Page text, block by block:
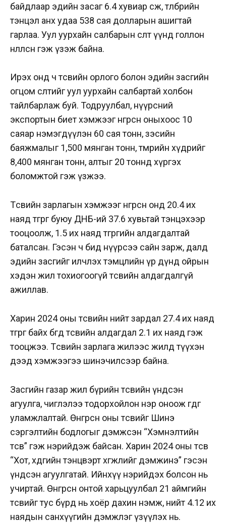
байдлаар эдийн засаг 6.4 хувиар өсөж, төлбөрийн
тэнцэл анх удаа 538 сая долларын ашигтай
гарлаа. Уул уурхайн салбарын өсөлт үүнд голлон
нөлөөлсөн гэж үзэж байна.
Ирэх онд ч төсвийн орлого болон эдийн засгийн
огцом өсөлтийг уул уурхайн салбартай холбон
тайлбарлаж буй. Тодруулбал, нүүрсний
экспортын биет хэмжээг өнгөрсөн оныхоос 10
саяар нэмэгдүүлэн 60 сая тонн, зэсийн
баяжмалыг 1,500 мянган тонн, төмрийн хүдрийг
8,400 мянган тонн, алтыг 20 тоннд хүргэх
боломжтой гэж үзжээ.
Төсвийн зарлагын хэмжээг өнгөрсөн онд 20.4 их
наяд төгрөг буюу ДНБ-ий 37.6 хувьтай тэнцэхээр
тооцоолж, 1.5 их наяд төгрөгийн алдагдалтай
баталсан. Гэсэн ч бид нүүрсээ сайн зарж, далд
эдийн засгийг илчлэх тэмцлийн үр дүнд ойрын
хэдэн жил тохиогоогүй төсвийн алдагдалгүй
ажиллав.
Харин 2024 оны төсвийн нийт зардал 27.4 их наяд
төгрөг байх бөгөөд төсвийн алдагдал 2.1 их наяд гэж
тооцжээ. Төсвийн зарлага жилээс жилд түүхэн
дээд хэмжээгээ шинэчилсээр байна.
Засгийн газар жил бүрийн төсвийн үндсэн
агуулга, чиглэлээ тодорхойлон нэр оноож өгдөг
уламжлалтай. Өнгөрсөн оны төсвийг Шинэ
сэргэлтийн бодлогыг дэмжсэн “Хэмнэлтийн
төсөв” гэж нэрийдэж байсан. Харин 2024 оны төсөв
“Хот, хөдөөгийн тэнцвэрт хөгжлийг дэмжинэ” гэсэн
үндсэн агуулгатай. Ийнхүү нэрийдэх болсон нь
учиртай. Өнгөрсөн онтой харьцуулбал 21 аймгийн
төсвийг тус бүрд нь хоёр дахин нэмж, нийт 4.12 их
наядын санхүүгийн дэмжлэг үзүүлэх нь.